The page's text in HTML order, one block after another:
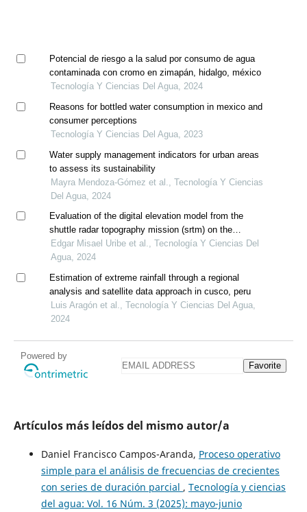
Potencial de riesgo a la salud por consumo de agua
contaminada con cromo en zimapán, hidalgo, méxico
Tecnología Y Ciencias Del Agua, 2024
Reasons for bottled water consumption in mexico and
consumer perceptions
Tecnología Y Ciencias Del Agua, 2023
Water supply management indicators for urban areas
to assess its sustainability
Mayra Mendoza-Gómez et al., Tecnología Y Ciencias
Del Agua, 2024
Evaluation of the digital elevation model from the
shuttle radar topography mission (srtm) on the
papaloapan macro-basin, mexico, using lidar as
benchmark
Edgar Misael Uribe et al., Tecnología Y Ciencias Del
Agua, 2024
Estimation of extreme rainfall through a regional
analysis and satellite data approach in cusco, peru
Luis Aragón et al., Tecnología Y Ciencias Del Agua,
2024
Powered by
Favorite
Artículos más leídos del mismo autor/a
Daniel Francisco Campos-Aranda, Proceso operativo
simple para el análisis de frecuencias de crecientes
con series de duración parcial , Tecnología y ciencias
del agua: Vol. 16 Núm. 3 (2025): mayo-junio